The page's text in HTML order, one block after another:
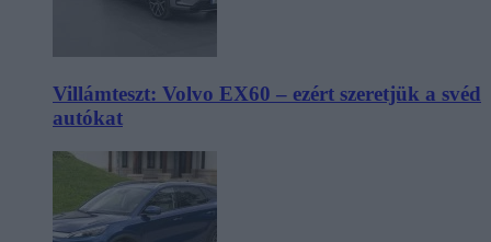
Villámteszt: Volvo EX60 – ezért szeretjük a svéd
autókat